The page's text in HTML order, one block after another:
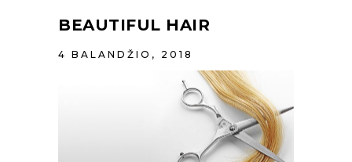
BEAUTIFUL HAIR
4 BALANDŽIO, 2018